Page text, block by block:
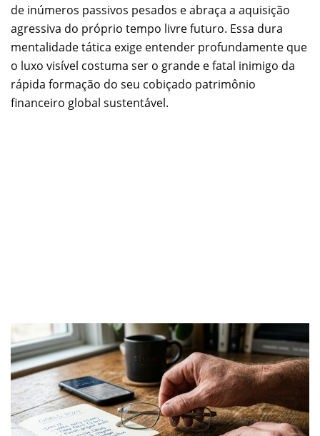
de inúmeros passivos pesados e abraça a aquisição
agressiva do próprio tempo livre futuro. Essa dura
mentalidade tática exige entender profundamente que
o luxo visível costuma ser o grande e fatal inimigo da
rápida formação do seu cobiçado patrimônio
financeiro global sustentável.